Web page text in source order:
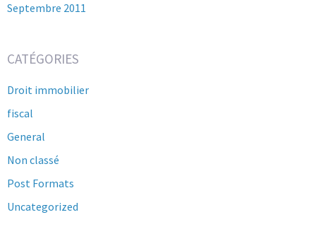
Septembre 2011
CATÉGORIES
Droit immobilier
fiscal
General
Non classé
Post Formats
Uncategorized